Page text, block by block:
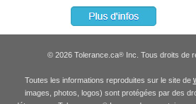
© 2026 Tolerance.ca®Inc. Tous droits de
Toutes les informations reproduites sur le site de
images, photos, logos) sont protégées par des